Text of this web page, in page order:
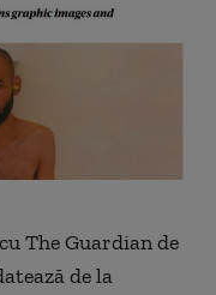
The Guardian de
de la